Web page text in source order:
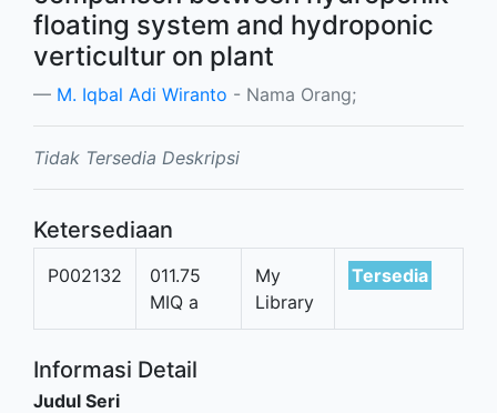
floating system and hydroponic
verticultur on plant
M. Iqbal Adi Wiranto - Nama Orang;
Tidak Tersedia Deskripsi
Ketersediaan
P002132
011.75
MIQ a
My
Library
Tersedia
Informasi Detail
Judul Seri